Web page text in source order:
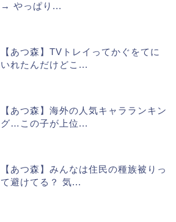
→ やっぱり...
【あつ森】TVトレイってかぐをてに
いれたんだけどこ...
【あつ森】海外の人気キャラランキン
グ…この子が上位...
【あつ森】みんなは住民の種族被りっ
て避けてる？ 気...